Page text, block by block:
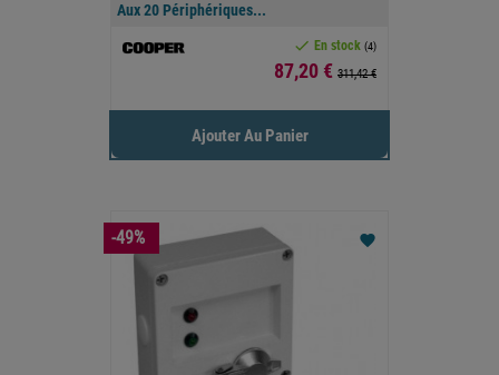
Aux 20 Périphériques...
 En stock (4)
Prix
87,20 € 311,42 €
Ajouter Au Panier
favorite
-49%